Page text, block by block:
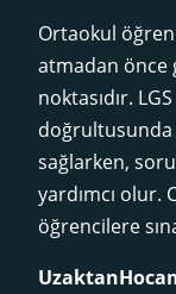
Ortaokul
atmadan önce
noktasıdır.
doğrultusunda
sağlarken,
yardımcı olur.
öğrencilere